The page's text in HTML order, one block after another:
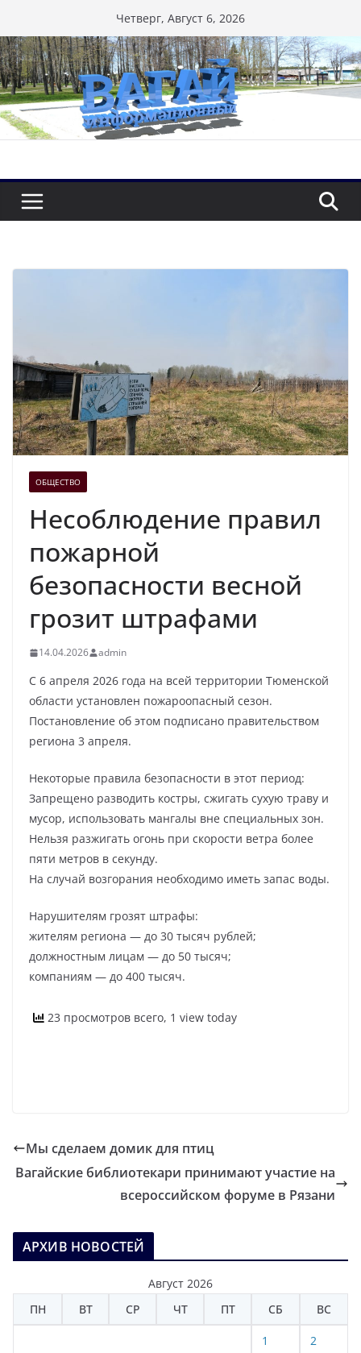
к
содержимому
Четверг, Август 6, 2026
ОБЩЕСТВО
Несоблюдение правил
пожарной
безопасности весной
грозит штрафами
14.04.2026 admin
С 6 апреля 2026 года на всей территории Тюменской
области установлен пожароопасный сезон.
Постановление об этом подписано правительством
региона 3 апреля.
Некоторые правила безопасности в этот период:
Запрещено разводить костры, сжигать сухую траву и
мусор, использовать мангалы вне специальных зон.
Нельзя разжигать огонь при скорости ветра более
пяти метров в секунду.
На случай возгорания необходимо иметь запас воды.
Нарушителям грозят штрафы:
жителям региона — до 30 тысяч рублей;
должностным лицам — до 50 тысяч;
компаниям — до 400 тысяч.
23 просмотров всего, 1 view today
Мы сделаем домик для птиц
Вагайские библиотекари принимают участие на
всероссийском форуме в Рязани
АРХИВ НОВОСТЕЙ
Август 2026
ПН
ВТ СР ЧТ ПТ СБ ВС
1 2